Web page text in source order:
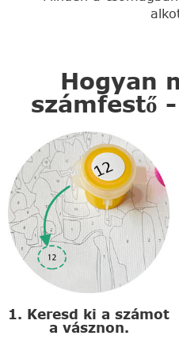
Hogyan
számfestő
1. Keresd ki a számot
a vásznon.